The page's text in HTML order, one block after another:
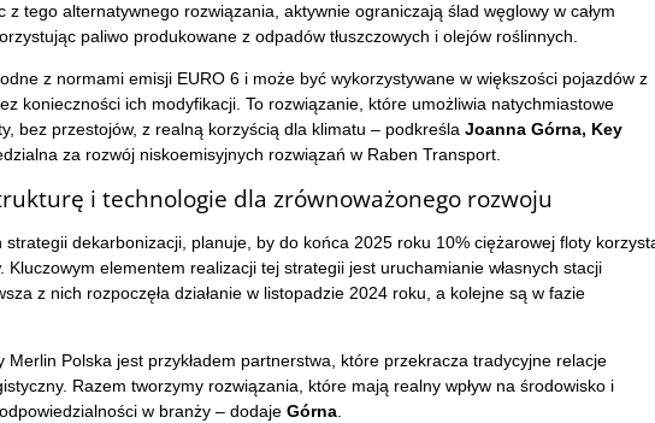
tego alternatywnego rozwiązania, aktywnie ograniczają ślad węglowy w całym
paliwo produkowane z odpadów tłuszczowych i olejów roślinnych.
z normami emisji EURO 6 i może być wykorzystywane w większości pojazdów z
konieczności ich modyfikacji. To rozwiązanie, które umożliwia natychmiastowe
bez przestojów, z realną korzyścią dla klimatu – podkreśla Joanna Górna, Key
za rozwój niskoemisyjnych rozwiązań w Raben Transport.
i technologie dla zrównoważonego rozwoju
dekarbonizacji, planuje, by do końca 2025 roku 10% ciężarowej floty
Kluczowym elementem realizacji tej strategii jest uruchamianie własnych stacji
z nich rozpoczęła działanie w listopadzie 2024 roku, a kolejne są w fazie
Merlin Polska jest przykładem partnerstwa, które przekracza tradycyjne relacje
Razem tworzymy rozwiązania, które mają realny wpływ na środowisko i
w branży – dodaje Górna.